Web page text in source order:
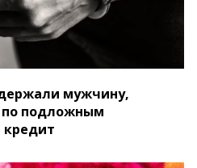
мужчину,
по подложным